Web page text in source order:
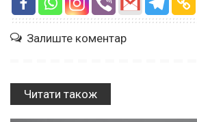
Залиште коментар
Читати також